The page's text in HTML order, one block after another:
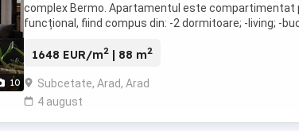
10
complex Bermo. Apartamentul este compartimentat
funcțional, fiind compus din: -2 dormitoare; -living; -
1648 EUR/m2 | 88 m2
Subcetate, Arad, Arad
4 august